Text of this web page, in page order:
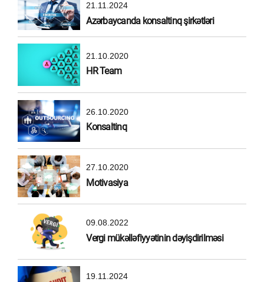
21.11.2024
Azərbaycanda konsaltinq şirkətləri
21.10.2020
HR Team
26.10.2020
Konsaltinq
27.10.2020
Motivasiya
09.08.2022
Vergi mükəlləfiyyətinin dəyişdirilməsi
19.11.2024